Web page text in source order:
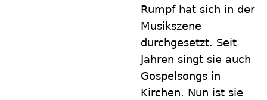
Rumpf hat sich in der
Musikszene
durchgesetzt. Seit
Jahren singt sie auch
Gospelsongs in
Kirchen. Nun ist sie